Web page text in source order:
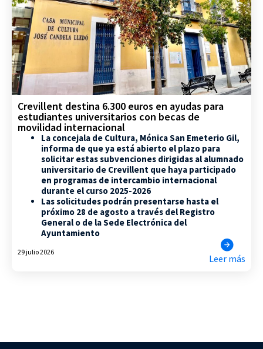
Crevillent destina 6.300 euros en ayudas para
estudiantes universitarios con becas de
movilidad internacional
La concejala de Cultura, Mónica San Emeterio Gil,
informa de que ya está abierto el plazo para
solicitar estas subvenciones dirigidas al alumnado
universitario de Crevillent que haya participado
en programas de intercambio internacional
durante el curso 2025-2026
Las solicitudes podrán presentarse hasta el
próximo 28 de agosto a través del Registro
General o de la Sede Electrónica del
Ayuntamiento
29 julio 2026
Leer más